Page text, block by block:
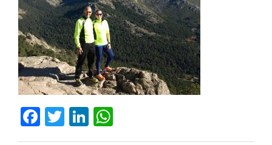
Facebook
TwitterLinkedIn